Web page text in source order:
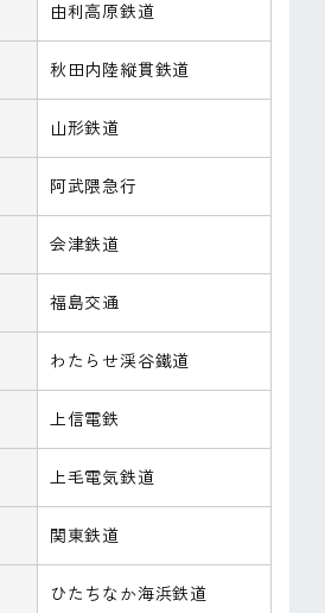
由利高原鉄道
秋田内陸縦貫鉄道
山形鉄道
阿武隈急行
会津鉄道
福島交通
わたらせ渓谷鐵道
上信電鉄
上毛電気鉄道
関東鉄道
ひたちなか海浜鉄道